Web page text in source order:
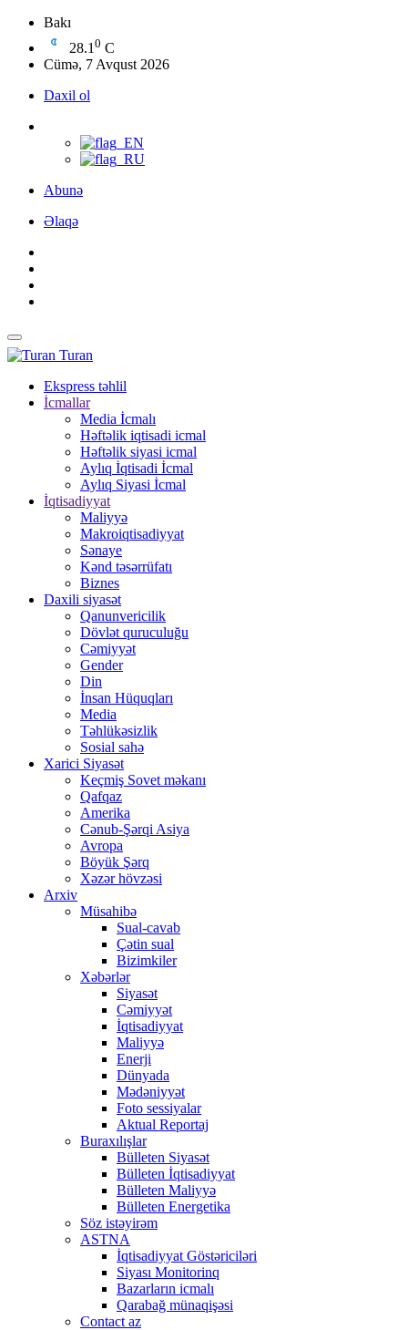
Bakı
28.1 0 C
Cümə, 7 Avqust 2026
Daxil ol
Abunə
Əlaqə
Turan
Ekspress təhlil
İcmallar
Media İcmalı
Həftəlik iqtisadi icmal
Həftəlik siyasi icmal
Aylıq İqtisadi İcmal
Aylıq Siyasi İcmal
İqtisadiyyat
Maliyyə
Makroiqtisadiyyat
Sənaye
Kənd təsərrüfatı
Biznes
Daxili siyasət
Qanunvericilik
Dövlət quruculuğu
Cəmiyyət
Gender
Din
İnsan Hüquqları
Media
Təhlükəsizlik
Sosial sahə
Xarici Siyasət
Keçmiş Sovet məkanı
Qafqaz
Amerika
Cənub-Şərqi Asiya
Avropa
Böyük Şərq
Xəzər hövzəsi
Arxiv
Müsahibə
Sual-cavab
Çətin sual
Bizimkiler
Xəbərlər
Siyasət
Cəmiyyət
İqtisadiyyat
Maliyyə
Enerji
Dünyada
Mədəniyyət
Foto sessiyalar
Aktual Reportaj
Buraxılışlar
Bülleten Siyasət
Bülleten İqtisadiyyat
Bülleten Maliyyə
Bülleten Energetika
Söz istəyirəm
ASTNA
İqtisadiyyat Göstəriciləri
Siyası Monitorinq
Bazarların icmalı
Qarabağ münaqişəsi
Contact az